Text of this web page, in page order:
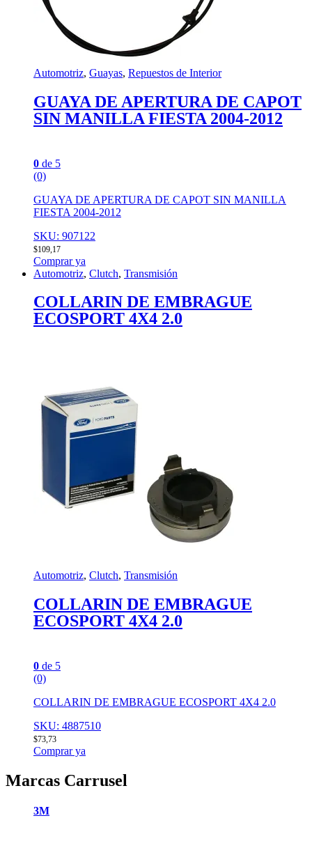
Automotriz, Guayas, Repuestos de Interior
GUAYA DE APERTURA DE CAPOT
SIN MANILLA FIESTA 2004-2012
0 de 5
(0)
GUAYA DE APERTURA DE CAPOT SIN MANILLA
FIESTA 2004-2012
SKU: 907122
$109,17
Comprar ya
Automotriz, Clutch, Transmisión
COLLARIN DE EMBRAGUE
ECOSPORT 4X4 2.0
Automotriz, Clutch, Transmisión
COLLARIN DE EMBRAGUE
ECOSPORT 4X4 2.0
0 de 5
(0)
COLLARIN DE EMBRAGUE ECOSPORT 4X4 2.0
SKU: 4887510
$73,73
Comprar ya
Marcas Carrusel
3M